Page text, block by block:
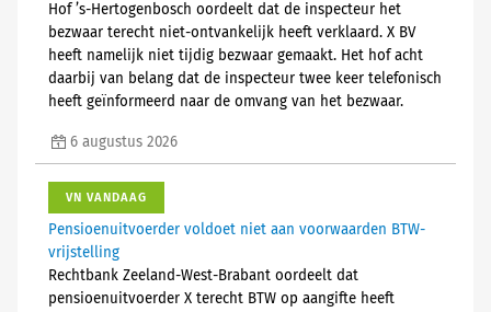
Hof ’s-Hertogenbosch oordeelt dat de inspecteur het
bezwaar terecht niet-ontvankelijk heeft verklaard. X BV
heeft namelijk niet tijdig bezwaar gemaakt. Het hof acht
daarbij van belang dat de inspecteur twee keer telefonisch
heeft geïnformeerd naar de omvang van het bezwaar.
6 augustus 2026
VN VANDAAG
Pensioenuitvoerder voldoet niet aan voorwaarden BTW-
vrijstelling
Rechtbank Zeeland-West-Brabant oordeelt dat
pensioenuitvoerder X terecht BTW op aangifte heeft